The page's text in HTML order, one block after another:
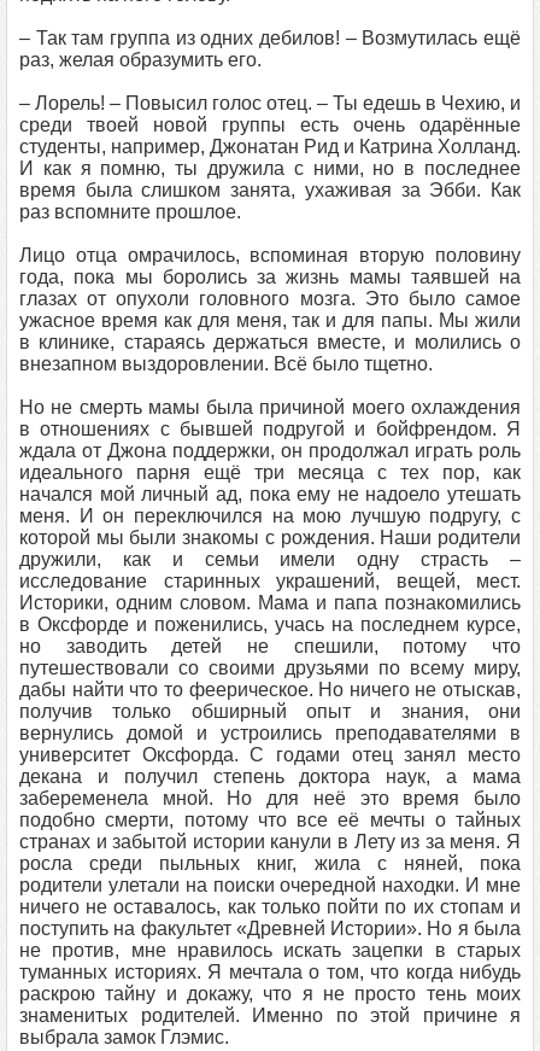
– Так там группа из одних дебилов! – Возмутилась ещё
раз, желая образумить его.
– Лорель! – Повысил голос отец. – Ты едешь в Чехию, и
среди твоей новой группы есть очень одарённые
студенты, например, Джонатан Рид и Катрина Холланд.
И как я помню, ты дружила с ними, но в последнее
время была слишком занята, ухаживая за Эбби. Как
раз вспомните прошлое.
Лицо отца омрачилось, вспоминая вторую половину
года, пока мы боролись за жизнь мамы таявшей на
глазах от опухоли головного мозга. Это было самое
ужасное время как для меня, так и для папы. Мы жили
в клинике, стараясь держаться вместе, и молились о
внезапном выздоровлении. Всё было тщетно.
Но не смерть мамы была причиной моего охлаждения
в отношениях с бывшей подругой и бойфрендом. Я
ждала от Джона поддержки, он продолжал играть роль
идеального парня ещё три месяца с тех пор, как
начался мой личный ад, пока ему не надоело утешать
меня. И он переключился на мою лучшую подругу, с
которой мы были знакомы с рождения. Наши родители
дружили, как и семьи имели одну страсть –
исследование старинных украшений, вещей, мест.
Историки, одним словом. Мама и папа познакомились
в Оксфорде и поженились, учась на последнем курсе,
но заводить детей не спешили, потому что
путешествовали со своими друзьями по всему миру,
дабы найти что то феерическое. Но ничего не отыскав,
получив только обширный опыт и знания, они
вернулись домой и устроились преподавателями в
университет Оксфорда. С годами отец занял место
декана и получил степень доктора наук, а мама
забеременела мной. Но для неё это время было
подобно смерти, потому что все её мечты о тайных
странах и забытой истории канули в Лету из за меня. Я
росла среди пыльных книг, жила с няней, пока
родители улетали на поиски очередной находки. И мне
ничего не оставалось, как только пойти по их стопам и
поступить на факультет «Древней Истории». Но я была
не против, мне нравилось искать зацепки в старых
туманных историях. Я мечтала о том, что когда нибудь
раскрою тайну и докажу, что я не просто тень моих
знаменитых родителей. Именно по этой причине я
выбрала замок Глэмис.